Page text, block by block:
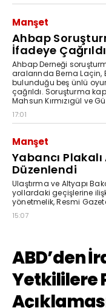
Manşet
Ahbap
İfadeye Çağrıldı
Ahbap Derneği
aralarında Berna Laçin,
bulunduğu beş ünlü
çağrıldı. Soruşturma
Mahsun Kırmızıgül ve
17:01
Manşet
Yabancı
Düzenlendi
Ulaştırma ve Altyapı
yollardaki geçişlerine
yönetmelik, Resmi
15:07